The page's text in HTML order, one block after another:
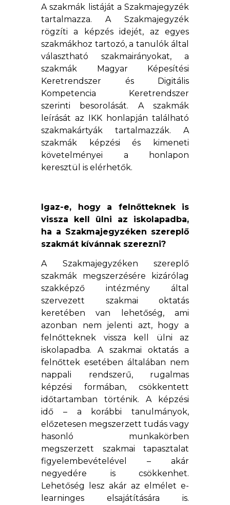
A szakmák listáját a Szakmajegyzék
tartalmazza. A Szakmajegyzék
rögzíti a képzés idejét, az egyes
szakmákhoz tartozó, a tanulók által
választható szakmairányokat, a
szakmák Magyar Képesítési
Keretrendszer és Digitális
Kompetencia Keretrendszer
szerinti besorolását. A szakmák
leírását az IKK honlapján található
szakmakártyák tartalmazzák. A
szakmák képzési és kimeneti
követelményei a honlapon
keresztül is elérhetők.
Igaz-e, hogy a felnőtteknek is
vissza kell ülni az iskolapadba,
ha a Szakmajegyzéken szereplő
szakmát kívánnak szerezni?
A Szakmajegyzéken szereplő
szakmák megszerzésére kizárólag
szakképző intézmény által
szervezett szakmai oktatás
keretében van lehetőség, ami
azonban nem jelenti azt, hogy a
felnőtteknek vissza kell ülni az
iskolapadba. A szakmai oktatás a
felnőttek esetében általában nem
nappali rendszerű, rugalmas
képzési formában, csökkentett
időtartamban történik. A képzési
idő – a korábbi tanulmányok,
előzetesen megszerzett tudás vagy
hasonló munkakörben
megszerzett szakmai tapasztalat
figyelembevételével – akár
negyedére is csökkenhet.
Lehetőség lesz akár az elmélet e-
learninges elsajátítására is.